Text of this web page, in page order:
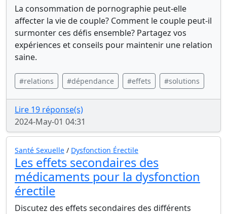
La consommation de pornographie peut-elle
affecter la vie de couple? Comment le couple peut-il
surmonter ces défis ensemble? Partagez vos
expériences et conseils pour maintenir une relation
saine.
#relations #dépendance #effets #solutions
Lire 19 réponse(s)
2024-May-01 04:31
Santé Sexuelle / Dysfonction Érectile
Les effets secondaires des
médicaments pour la dysfonction
érectile
Discutez des effets secondaires des différents